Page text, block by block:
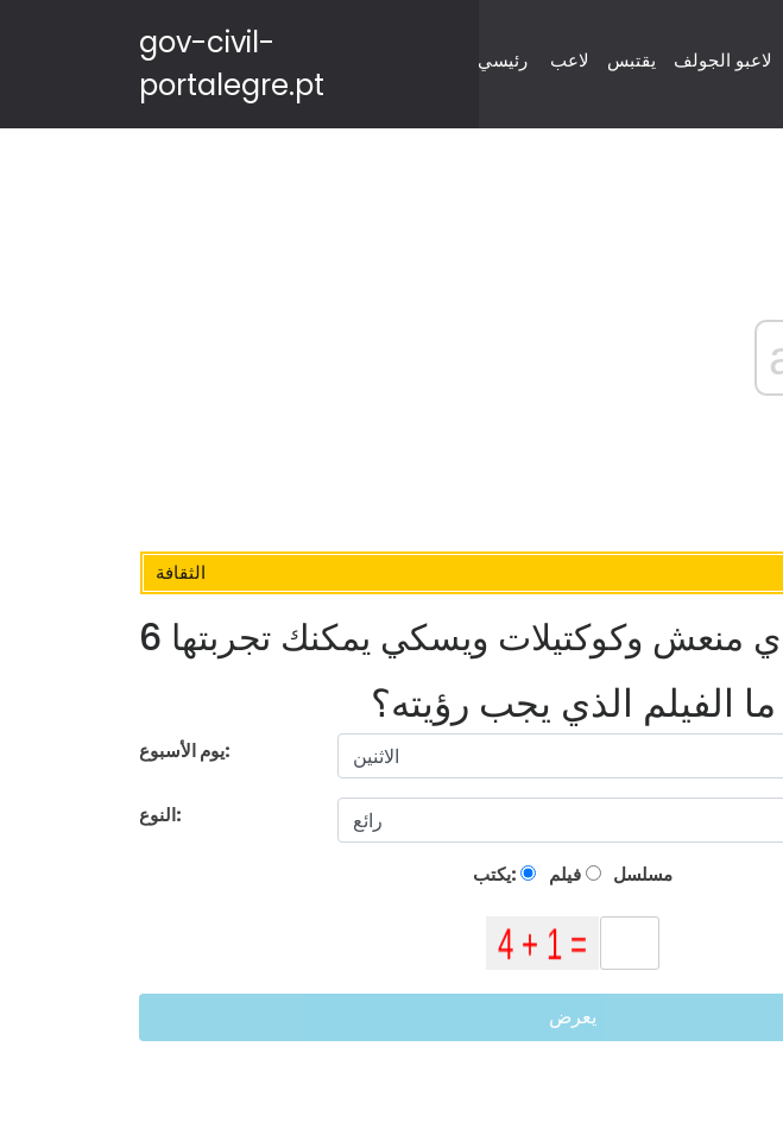
gov-civil-
portalegre.pt
رئيسي لاعب يقتبس لاعبو الجولف
الثقافة
منعش وكوكتيلات ويسكي يمكنك تجربتها
ما الفيلم الذي يجب رؤيته؟
يوم الأسبوع:
النوع:
يكتب: فيلم مسلسل
يعرض